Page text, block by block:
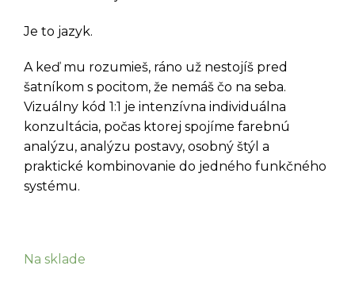
Je to jazyk.
A keď mu rozumieš, ráno už nestojíš pred
šatníkom s pocitom, že nemáš čo na seba.
Vizuálny kód 1:1 je intenzívna individuálna
konzultácia, počas ktorej spojíme farebnú
analýzu, analýzu postavy, osobný štýl a
praktické kombinovanie do jedného funkčného
systému.
Na sklade